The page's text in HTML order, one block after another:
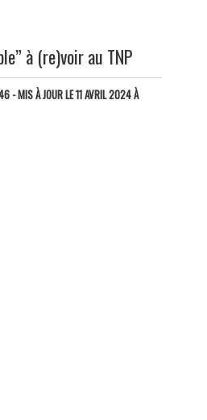
à (re)voir au TNP
- MIS À JOUR LE 11 AVRIL 2024 À